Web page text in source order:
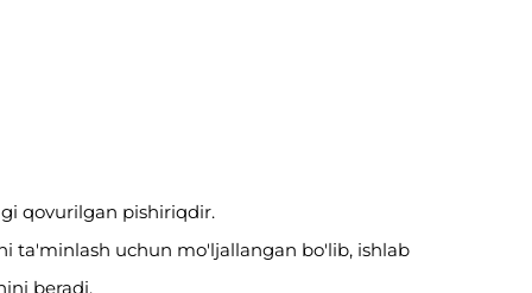
qovurilgan pishiriqdir.
ta'minlash uchun mo'ljallangan bo'lib, ishlab
beradi.